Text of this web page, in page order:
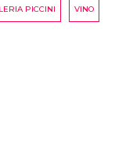
PICCINI VINO